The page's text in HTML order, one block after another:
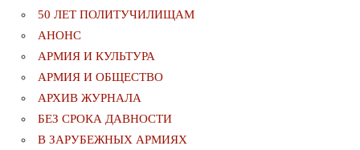
50 ЛЕТ ПОЛИТУЧИЛИЩАМ
АНОНС
АРМИЯ И КУЛЬТУРА
АРМИЯ И ОБЩЕСТВО
АРХИВ ЖУРНАЛА
БЕЗ СРОКА ДАВНОСТИ
В ЗАРУБЕЖНЫХ АРМИЯХ